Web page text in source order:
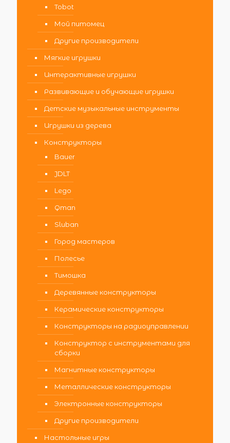
Tobot
Мой питомец
Другие производители
Мягкие игрушки
Интерактивные игрушки
Развивающие и обучающие игрушки
Детские музыкальные инструменты
Игрушки из дерева
Конструкторы
Bauer
JDLT
Lego
Qman
Sluban
Город мастеров
Полесье
Тимошка
Деревянные конструкторы
Керамические конструкторы
Конструкторы на радиоуправлении
Конструктор с инструментами для
сборки
Магнитные конструкторы
Металлические конструкторы
Электронные конструкторы
Другие производители
Настольные игры